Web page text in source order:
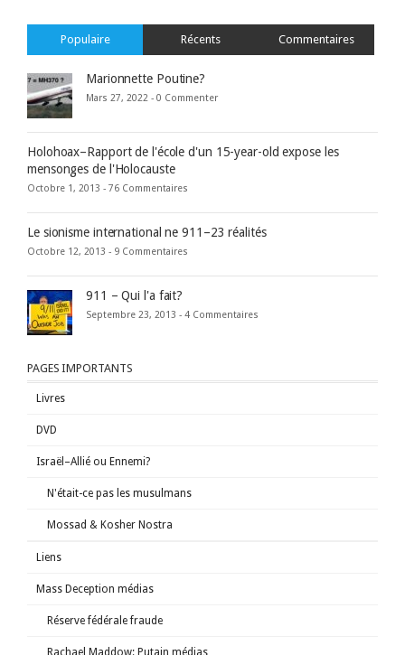
Populaire Récents Commentaires
Marionnette Poutine?
Mars 27, 2022 - 0 Commenter
Holohoax–Rapport de l'école d'un 15-year-old expose les
mensonges de l'Holocauste
Octobre 1, 2013 - 76 Commentaires
Le sionisme international ne 911–23 réalités
Octobre 12, 2013 - 9 Commentaires
911 – Qui l'a fait?
Septembre 23, 2013 - 4 Commentaires
PAGES IMPORTANTS
Livres
DVD
Israël–Allié ou Ennemi?
N'était-ce pas les musulmans
Mossad & Kosher Nostra
Liens
Mass Deception médias
Réserve fédérale fraude
Rachael Maddow: Putain médias